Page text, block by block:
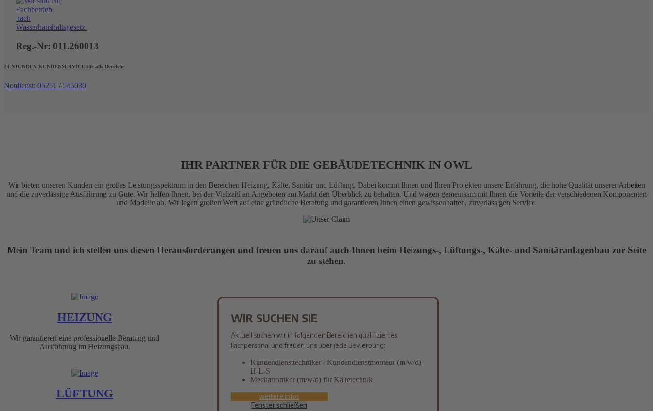
Reg.-Nr: 011.260013
24-STUNDEN KUNDENSERVICE für alle Bereiche
Notdienst: 05251 / 545030
IHR PARTNER FÜR DIE GEBÄUDETECHNIK IN OWL
Wir bieten unseren Kunden ein großes Leistungsspektrum in den Bereichen Heizung, Kälte, Sanitär und Lüftung. Dabei kommt Ihnen und Ihren Projekten unsere Erfahrung, die hohe Qualität unserer Arbeiten
und die zuverlässige Ausführung zu Gute. Wir helfen Ihnen, bei der Vielzahl an Angeboten am Markt den Überblick zu behalten. Und wägen gemeinsam mit Ihnen die Vorteile der verschiedenen Komponenten
und Modelle ab. Wir legen großen Wert auf eine gründliche Beratung und garantieren Ihnen einen gewissenhaften, zuverlässigen Service.
Mein Team und ich stellen uns diesen Herausforderungen und freuen uns darauf auch Ihnen beim Heizungs-, Lüftungs-, Kälte- und Sanitäranlagenbau zur Seite
zu stehen.
HEIZUNG
Wir garantieren eine professionelle Beratung und
Ausführung im Heizungsbau.
LÜFTUNG
WIR SUCHEN SIE
Aktuell suchen wir in folgenden Bereichen qualifiziertes
Fachpersonal und freuen uns über jede Bewerbung:
Kundendiensttechniker / Kundendienstmonteur (m/w/d)
H-L-S
Mechatroniker (m/w/d) für Kältetechnik
weitere Infos
Fenster schließen